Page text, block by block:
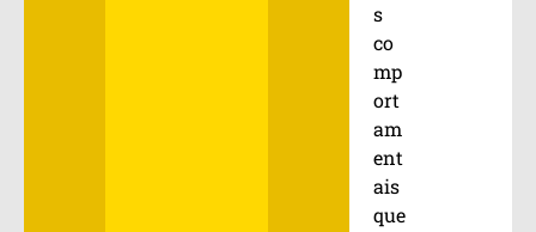
s
co
mp
ort
am
ent
ais
que